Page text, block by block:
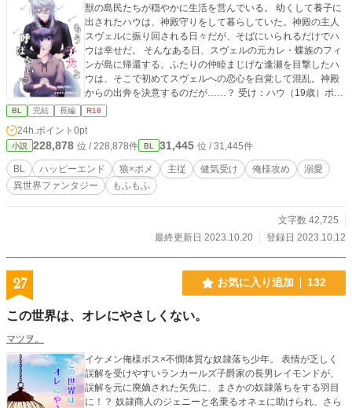
獣の島民たちが穏やかに生活を営んでいる。 幼くして養子に
出されたハウは、神殿守りをして暮らしていた。神殿の主人
スヴェルに振り回される日々だが、そばにいられるだけでハ
ウは幸せだ。 そんなある日、スヴェルの元カレ・蝶族のフィ
ンが島に帰還する。ふたりの仲睦まじげな逢瀬を目撃したハ
ウは、そこで初めてスヴェルへの恋心を自覚して混乱。神殿
からの出奔を決意するのだが……？ 受け：ハウ（19歳）ポメ
族の若者。天狼スヴェルに仕える神殿守り。真面目だが、思
い込みで暴走する。心臓が弱い。 攻め：スヴェル（???歳）
太陽から生まれた聖なる狼、天狼。尊大な性格で大抵は無表
情。ハウのことを「子犬」と呼ぶ。 初出はpixiv（別名義で投
稿しています）。本編8話、番外1話です。 表紙イラストは糸
弓まや様にお願いしました。
BL 完結 長編 R18
24h.ポイント 0pt
小説 228,878 位 / 228,878件 BL 31,445 位 / 31,445件
BL ハッピーエンド 狼×ポメ 主従 健気受け 俺様攻め
溺愛
異世界ファンタジー
もふもふ
文字数 42,725
最終更新日 2023.10.20
登録日 2023.10.12
27 お気に入り追加 132
この世界は、オレにやさしくない。
マツヲ。
イケメン俺様ボス×不憫体質な奴隷落ち少年。 表情が乏しく
誤解を受けやすいランカールズ子爵家の長男レイモンドが、
誤解を元に廃嫡された矢先に、まさかの奴隷落ちをする羽目
に！？ 奴隷商人のジェニーと名乗るオネェに助けられ、さら